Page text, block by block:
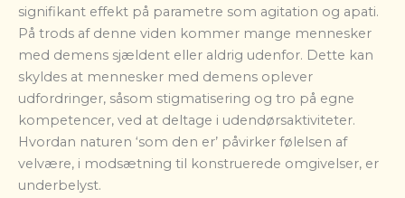
signifikant effekt på parametre som agitation og apati.
På trods af denne viden kommer mange mennesker
med demens sjældent eller aldrig udenfor. Dette kan
skyldes at mennesker med demens oplever
udfordringer, såsom stigmatisering og tro på egne
kompetencer, ved at deltage i udendørsaktiviteter.
Hvordan naturen ‘som den er’ påvirker følelsen af
velvære, i modsætning til konstruerede omgivelser, er
underbelyst.